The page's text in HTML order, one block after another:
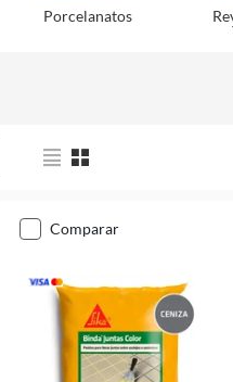
Porcelanatos
comparar